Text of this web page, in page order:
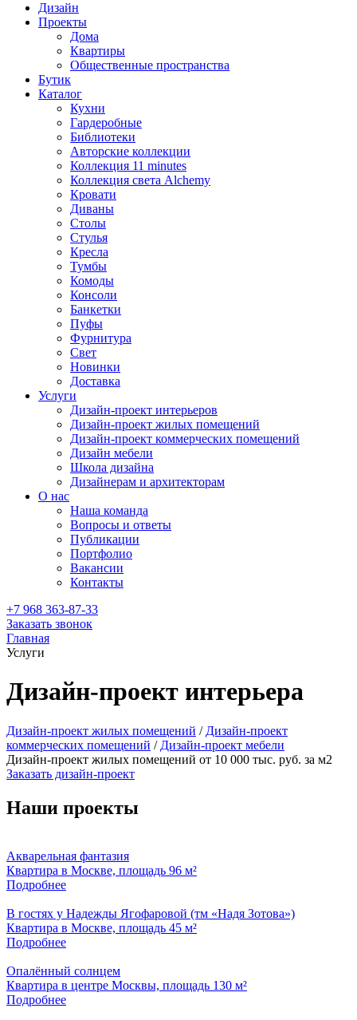
Дизайн
Проекты
Дома
Квартиры
Общественные пространства
Бутик
Каталог
Кухни
Гардеробные
Библиотеки
Авторские коллекции
Коллекция 11 minutes
Коллекция света Alchemy
Кровати
Диваны
Столы
Стулья
Кресла
Тумбы
Комоды
Консоли
Банкетки
Пуфы
Фурнитура
Свет
Новинки
Доставка
Услуги
Дизайн-проект интерьеров
Дизайн-проект жилых помещений
Дизайн-проект коммерческих помещений
Дизайн мебели
Школа дизайна
Дизайнерам и архитекторам
О нас
Наша команда
Вопросы и ответы
Публикации
Портфолио
Вакансии
Контакты
+7 968 363-87-33
Заказать звонок
Главная
Услуги
Дизайн-проект интерьера
Дизайн-проект жилых помещений / Дизайн-проект
коммерческих помещений / Дизайн-проект мебели
Дизайн-проект жилых помещений от 10 000 тыс. руб. за м2
Заказать дизайн-проект
Наши проекты
Акварельная фантазия
Квартира в Москве, площадь 96 м²
Подробнее
В гостях у Надежды Ягофаровой (тм «Надя Зотова»)
Квартира в Москве, площадь 45 м²
Подробнее
Опалённый солнцем
Квартира в центре Москвы, площадь 130 м²
Подробнее